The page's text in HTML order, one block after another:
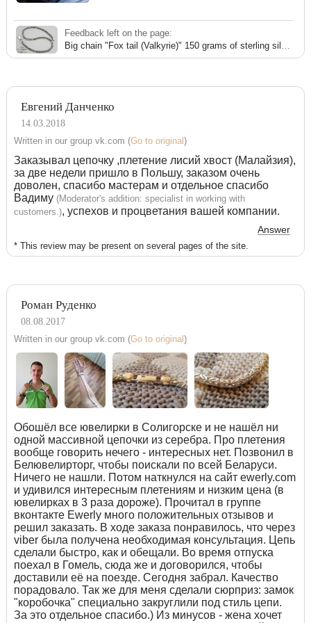
Feedback left on the page:
Евгений Данченко
14.03.2018
Written in our group vk.com (Go to original )
Заказывал цепочку ,плетение лисий хвост (Малайзия),
за две недели пришло в Польшу, заказом очень
доволен, спасибо мастерам и отдельное спасибо
Вадиму (Moderator's addition: specialist in working with
customers.), успехов и процветания вашей компании.
Answer
* This review may be present on several pages of the site.
Роман Руденко
08.08.2017
Written in our group vk.com (Go to original )
Обошёл все ювелирки в Солигорске и не нашёл ни
одной массивной цепочки из серебра. Про плетения
вообще говорить нечего - интересных нет. Позвонил в
Белювелирторг, чтобы поискали по всей Беларуси.
Ничего не нашли. Потом наткнулся на сайт ewerly.com
и удивился интересным плетениям и низким цена (в
ювелирках в 3 раза дороже). Прочитал в группе
вконтакте Ewerly много положительных отзывов и
решил заказать. В ходе заказа понравилось, что через
viber была получена необходимая консультация. Цепь
сделали быстро, как и обещали. Во время отпуска
поехал в Гомель, сюда же и договорился, чтобы
доставили её на поезде. Сегодня забрал. Качество
порадовало. Так же для меня сделали сюрприз: замок
"коробочка" специально закруглили под стиль цепи.
За это отдельное спасибо.) Из минусов - жена хочет